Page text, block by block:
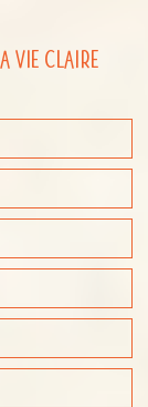
Vie Claire